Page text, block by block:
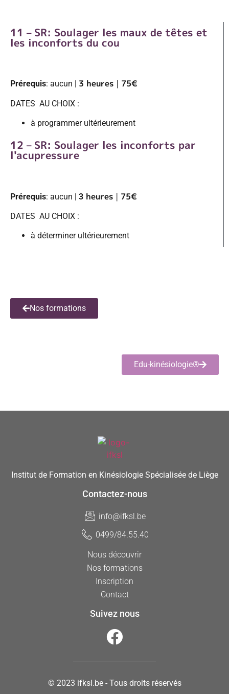
11 – SR: Soulager les maux de têtes et
les inconforts du cou
Prérequis: aucun | 3 heures | 75€
DATES AU CHOIX :
à programmer ultérieurement
12 – SR: Soulager les inconforts par
l'acupressure
Prérequis: aucun | 3 heures | 75€
DATES AU CHOIX :
à déterminer ultérieurement
Nos formations
Edu-kinésiologie®
Institut de Formation en Kinésiologie Spécialisée de Liège
Contactez-nous
info@ifksl.be
0499/84.55.40
Nous découvrir
Nos formations
Inscription
Contact
Suivez nous
© 2023 ifksl.be - Tous droits réservés